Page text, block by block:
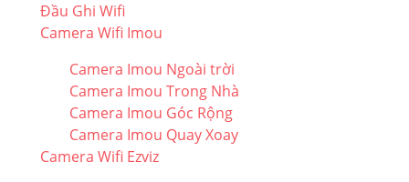
Đầu Ghi Wifi
Camera Wifi Imou
Camera Imou Ngoài trời
Camera Imou Trong Nhà
Camera Imou Góc Rộng
Camera Imou Quay Xoay
Camera Wifi Ezviz